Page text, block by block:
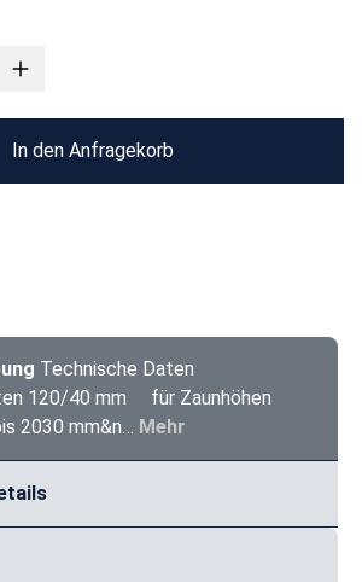
In den Anfragekorb
Technische Daten
120/40 mm für Zaunhöhen
2030 mm&n… Mehr